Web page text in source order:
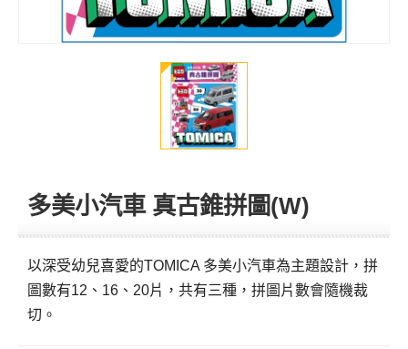
多美小汽車 真古錐拼圖(W)
以深受幼兒喜愛的TOMICA 多美小汽車為主題設計，拼
圖數有12、16、20片，共有三種，拼圖片數會隨機裁
切。